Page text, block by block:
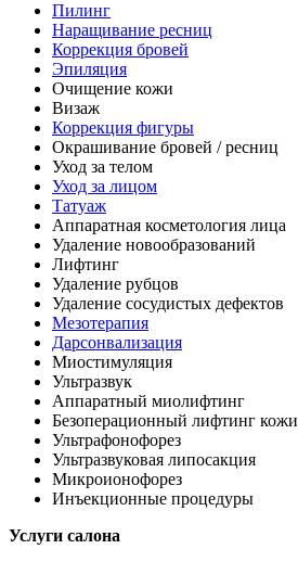
Пилинг
Наращивание ресниц
Коррекция бровей
Эпиляция
Очищение кожи
Визаж
Коррекция фигуры
Окрашивание бровей / ресниц
Уход за телом
Уход за лицом
Татуаж
Аппаратная косметология лица
Удаление новообразований
Лифтинг
Удаление рубцов
Удаление сосудистых дефектов
Мезотерапия
Дарсонвализация
Миостимуляция
Ультразвук
Аппаратный миолифтинг
Безоперационный лифтинг кожи
Ультрафонофорез
Ультразвуковая липосакция
Микроионофорез
Инъекционные процедуры
Услуги салона